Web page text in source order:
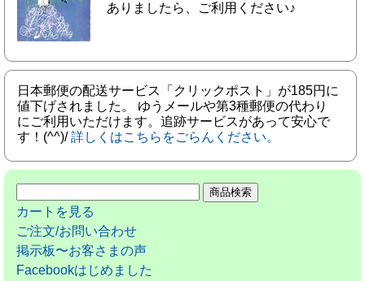
ありましたら、ご利用ください♪
日本郵便の配送サービス「クリックポスト」が185円に
値下げされました。 ゆうメールや第3種郵便の代わり
にご利用いただけます。追跡サービスがあって安心で
す！(^^)/詳しくはこちらをごらんください。
カートを見る
ご注文/お問い合わせ
掲示板〜お客さまの声
Facebookはじめました